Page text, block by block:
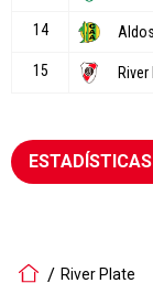
River Plate